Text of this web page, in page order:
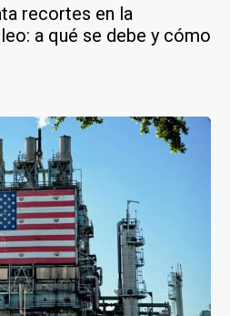
recortes en la
a qué se debe y cómo